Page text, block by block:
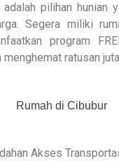
pilihan hunian
Segera miliki
program
menghemat ratusan
Akses